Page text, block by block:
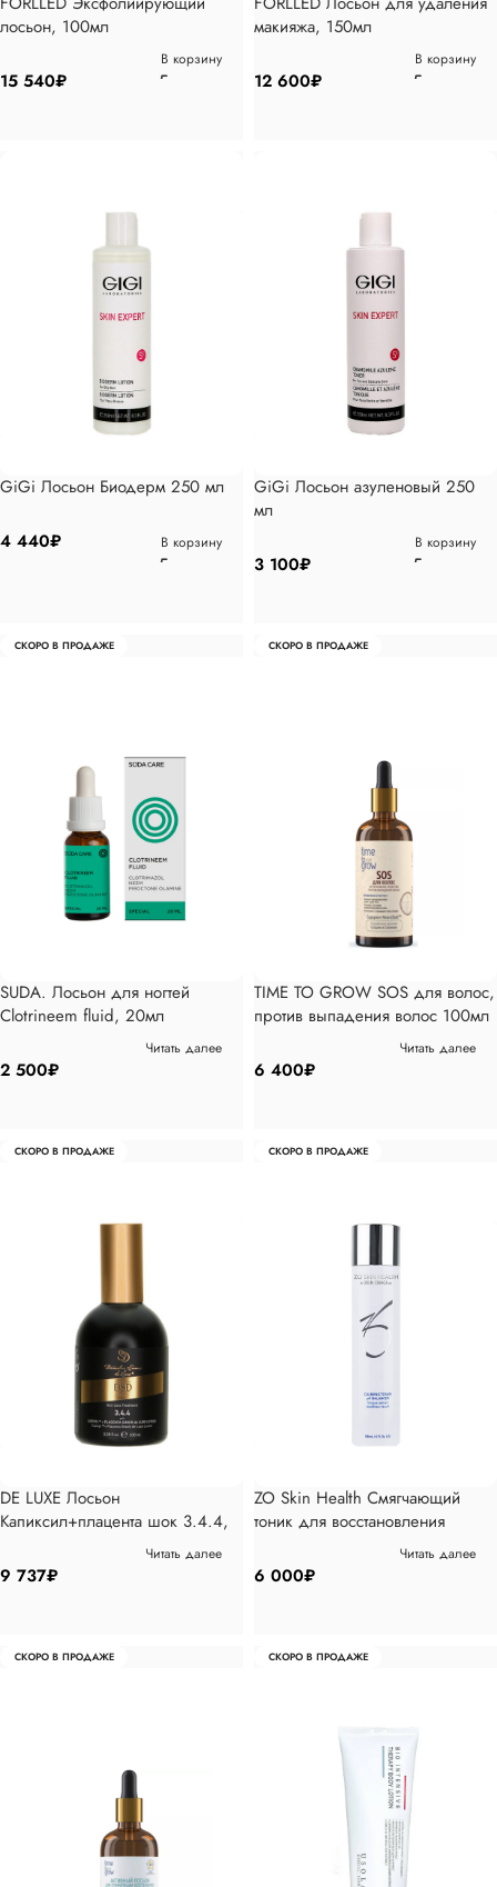
лосьон, 100мл
15 540₽
В корзину
макияжа, 150мл
12 600₽
В корзину
GiGi Лосьон Биодерм 250 мл
4 440₽ В корзину
GiGi Лосьон азуленовый 250
мл
3 100₽
В корзину
СКОРО В ПРОДАЖЕ
SUDA. Лосьон для ногтей
Clotrineem fluid, 20мл
2 500₽
Читать далее
СКОРО В ПРОДАЖЕ
TIME TO GROW SOS для волос,
против выпадения волос 100мл
6 400₽
Читать далее
СКОРО В ПРОДАЖЕ
DE LUXE Лосьон
Капиксил+плацента шок 3.4.4,
9 737₽
Читать далее
СКОРО В ПРОДАЖЕ
ZO Skin Health Смягчающий
тоник для восстановления
поверхностного 180 мл
6 000₽
Читать далее
СКОРО В ПРОДАЖЕ СКОРО В ПРОДАЖЕ